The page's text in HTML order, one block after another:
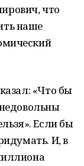
что
наше
«Что бы
Если бы
И, в